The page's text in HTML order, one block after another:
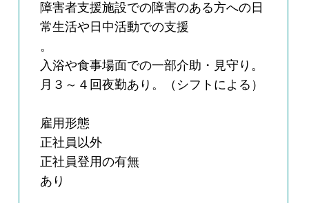
障害者支援施設での障害のある方への日
常生活や日中活動での支援
。
入浴や食事場面での一部介助・見守り。
月３～４回夜勤あり。（シフトによる）
雇用形態
正社員以外
正社員登用の有無
あり